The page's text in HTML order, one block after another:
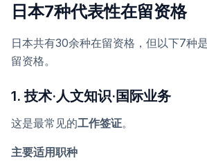
日本7种代表性在留资格
日本共有30余种在留资格，但以下7种
留资格。
1. 技术·人文知识·国际业务
这是最常见的工作签证。
主要适用职种